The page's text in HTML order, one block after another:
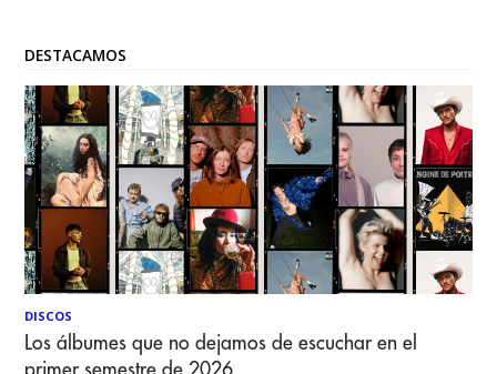
DESTACAMOS
DISCOS
Los álbumes que no dejamos de escuchar en el
primer semestre de 2026